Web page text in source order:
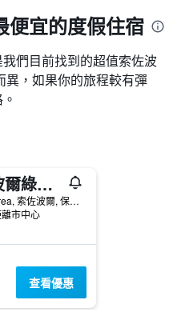
便宜的度假住宿
們目前找到的超值索佐波
異，如果你的旅程較有彈
索佐波爾綠色生活海灘渡假村
Kavatsi Area, 索佐波爾, 保加利亞
市中心
查看優惠